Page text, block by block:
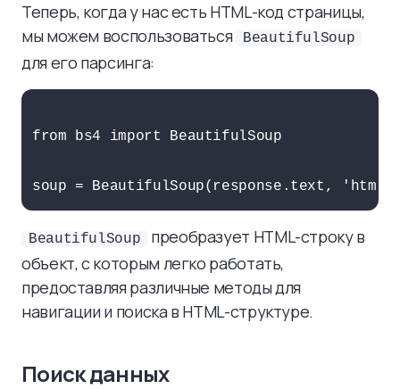
Теперь, когда у нас есть HTML-код страницы,
мы можем воспользоваться
BeautifulSoup
для его парсинга:
from bs4 import BeautifulSoup
BeautifulSoup
преобразует HTML-строку в
объект, с которым легко работать,
предоставляя различные методы для
навигации и поиска в HTML-структуре.
Поиск данных